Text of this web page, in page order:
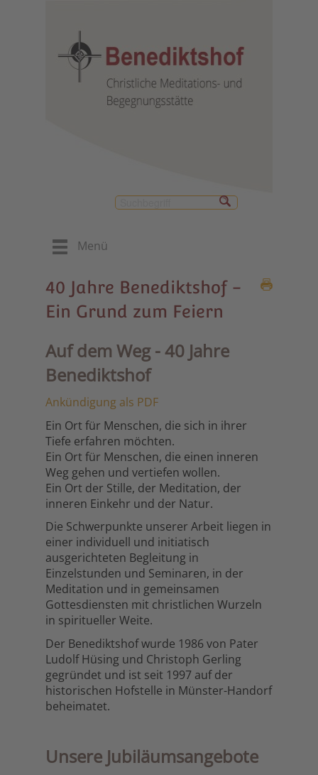
Menü
40 Jahre Benediktshof -
Ein Grund zum Feiern
Auf dem Weg - 40 Jahre
Benediktshof
Ankündigung als PDF
Ein Ort für Menschen, die sich in ihrer
Tiefe erfahren möchten.
Ein Ort für Menschen, die einen inneren
Weg gehen und vertiefen wollen.
Ein Ort der Stille, der Meditation, der
inneren Einkehr und der Natur.
Die Schwerpunkte unserer Arbeit liegen in
einer individuell und initiatisch
ausgerichteten Begleitung in
Einzelstunden und Seminaren, in der
Meditation und in gemeinsamen
Gottesdiensten mit christlichen Wurzeln
in spiritueller Weite.
Der Benediktshof wurde 1986 von Pater
Ludolf Hüsing und Christoph Gerling
gegründet und ist seit 1997 auf der
historischen Hofstelle in Münster-Handorf
beheimatet.
Unsere Jubiläumsangebote